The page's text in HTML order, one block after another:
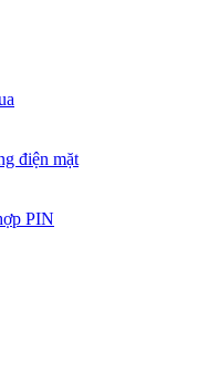
điện mặt
PIN